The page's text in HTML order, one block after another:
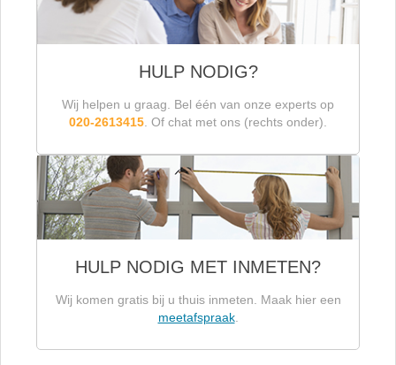
HULP NODIG?
Wij helpen u graag. Bel één van onze experts op
020-2613415 . Of chat met ons (rechts onder).
HULP NODIG MET INMETEN?
Wij komen gratis bij u thuis inmeten. Maak hier een
meetafspraak.